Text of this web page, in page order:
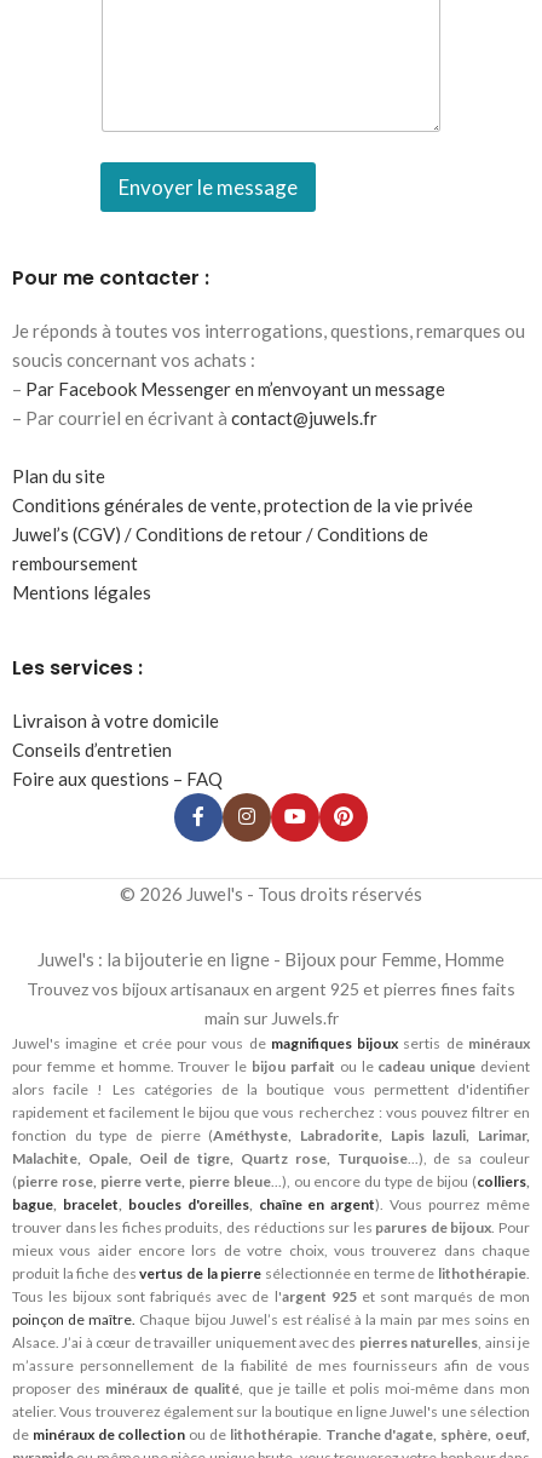
Envoyer le message
Pour me contacter :
Je réponds à toutes vos interrogations, questions, remarques ou
soucis concernant vos achats :
– Par Facebook Messenger en m’envoyant un message
– Par courriel en écrivant à contact@juwels.fr
Plan du site
Conditions générales de vente, protection de la vie privée
Juwel’s (CGV) / Conditions de retour / Conditions de
remboursement
Mentions légales
Les services :
Livraison à votre domicile
Conseils d’entretien
Foire aux questions – FAQ
© 2026 Juwel's - Tous droits réservés
Juwel's : la bijouterie en ligne - Bijoux pour Femme, Homme
Trouvez vos bijoux artisanaux en argent 925 et pierres fines faits
main sur Juwels.fr
Juwel's imagine et crée pour vous de magnifiques bijoux sertis de minéraux
pour femme et homme. Trouver le bijou parfait ou le cadeau unique devient
alors facile ! Les catégories de la boutique vous permettent d'identifier
rapidement et facilement le bijou que vous recherchez : vous pouvez filtrer en
fonction du type de pierre (Améthyste, Labradorite, Lapis lazuli, Larimar,
Malachite, Opale, Oeil de tigre, Quartz rose, Turquoise...), de sa couleur
(pierre rose, pierre verte, pierre bleue...), ou encore du type de bijou (colliers
bague bracelet boucles d'oreilles, chaîne en argent). Vous pourrez même
trouver dans les fiches produits, des réductions sur les parures de bijoux . Pour
mieux vous aider encore lors de votre choix, vous trouverez dans chaque
produit la fiche desvertus de la pierre sélectionnée en terme de lithothérapie
Tous les bijoux sont fabriqués avec de l'argent 925et sont marqués de mon
poinçon de maître. Chaque bijou Juwel’s est réalisé à la main par mes soins en
Alsace. J’ai à cœur de travailler uniquement avec des pierres naturelles , ainsi je
m’assure personnellement de la fiabilité de mes fournisseurs afin de vous
proposer des minéraux de qualité , que je taille et polis moi-même dans mon
atelier. Vous trouverez également sur la boutique en ligne Juwel's une sélection
de minéraux de collection ou de lithothérapie. Tranche d'agate, sphère, oeuf,